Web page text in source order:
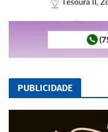
PUBLICIDADE